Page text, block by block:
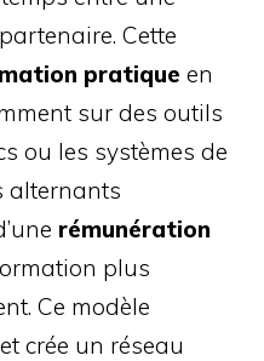
Cette
pratique en
sur des outils
ou les systèmes de
alternants
rémunération
plus
Ce modèle
crée un réseau